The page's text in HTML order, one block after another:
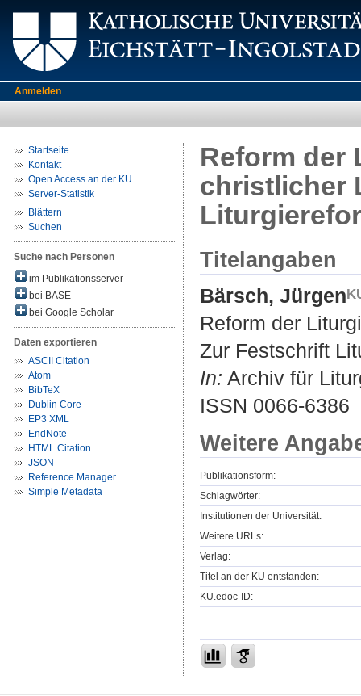
Anmelden
Startseite
Kontakt
Open Access an der KU
Server-Statistik
Blättern
Suchen
Suche nach Personen
im Publikationsserver
bei BASE
bei Google Scholar
Daten exportieren
ASCII Citation
Atom
BibTeX
Dublin Core
EP3 XML
EndNote
HTML Citation
JSON
Reference Manager
Simple Metadata
Reform der
christlicher
Titelangaben
Bärsch, Jürgen
Reform der
Zur Festschrift
In: Archiv für
ISSN 0066-6386
Weitere
Publikationsform:
Schlagwörter:
Institutionen der Universität:
Weitere URLs:
Verlag:
Titel an der KU entstanden:
KU.edoc-ID: